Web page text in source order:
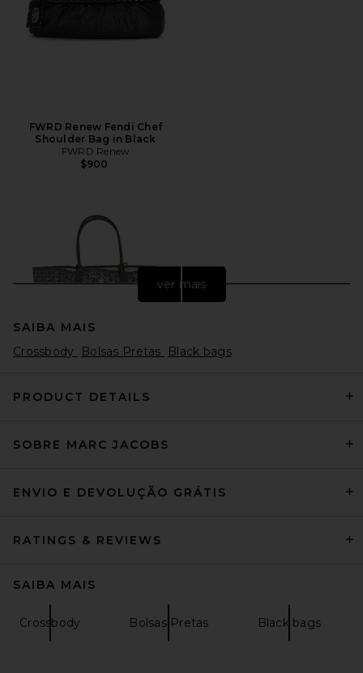
FWRD Renew Fendi Chef
Shoulder Bag in Black
FWRD Renew
$900
FWRD Renew Goyard Saint
ver mais
SAIBA MAIS
Crossbody
Bolsas Pretas Black bags
PRODUCT DETAILS
SOBRE MARC JACOBS
ENVIO E DEVOLUÇÃO GRÁTIS
RATINGS & REVIEWS
SAIBA MAIS
Crossbody Bolsas Pretas Black bags